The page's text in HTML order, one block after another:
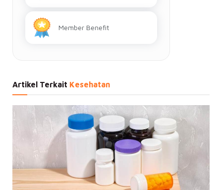
Member Benefit
Artikel Terkait Kesehatan